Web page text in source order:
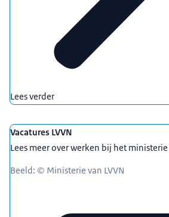
Lees verder
Vacatures LVVN
Lees meer over werken bij het ministerie
Beeld: © Ministerie van LVVN